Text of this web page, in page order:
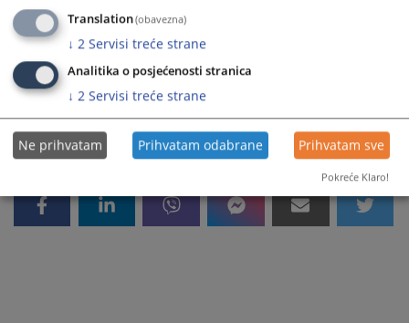
Mr Duško Miloica
Prikazana vijest je na: Srpski jezik
4199PREGLEDA
Translation(obavezna)
↓ 2 Servisi treće strane
Analitika o posjećenosti stranica
↓ 2 Servisi treće strane
Ne prihvatam Prihvatam odabrane Prihvatam sve
Pokreće Klaro!